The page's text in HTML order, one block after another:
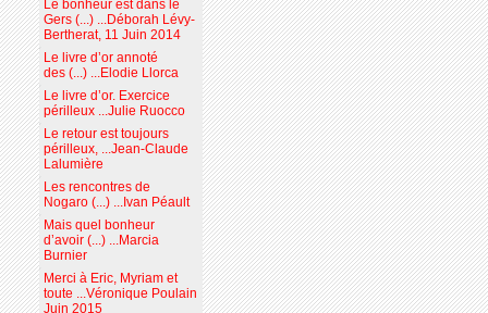
Le bonheur est dans le
Gers (...) ...Déborah Lévy-
Bertherat, 11 Juin 2014
Le livre d’or annoté
des (...) ...Elodie Llorca
Le livre d’or. Exercice
périlleux ...Julie Ruocco
Le retour est toujours
périlleux, ...Jean-Claude
Lalumière
Les rencontres de
Nogaro (...) ...Ivan Péault
Mais quel bonheur
d’avoir (...) ...Marcia
Burnier
Merci à Eric, Myriam et
toute ...Véronique Poulain
Juin 2015